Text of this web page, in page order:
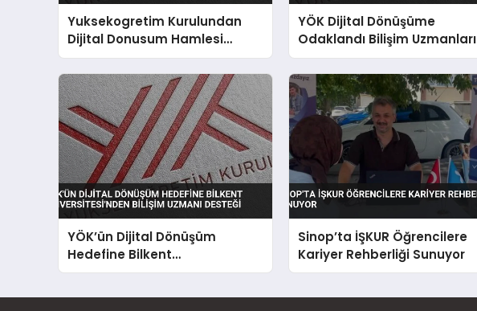
Yuksekogretim Kurulundan
Dijital Donusum Hamlesi
Bilisim Uzmanlari Yetistiriliyor
YÖK Dijital Dönüşüme
Odaklandı Bilişim Uzmanları
Yetiştiriliyor
YÖK’ün Dijital Dönüşüm
Hedefine Bilkent
Üniversitesi’nden Bilişim
Sinop’ta İŞKUR Öğrencilere
Kariyer Rehberliği Sunuyor